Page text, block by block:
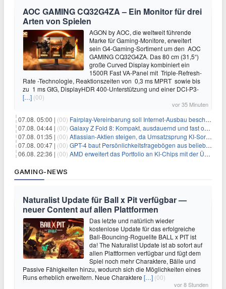
AOC GAMING CQ32G4ZA – Ein Monitor für drei
Arten von Spielen
AGON by AOC, die weltweit führende
Marke für Gaming-Monitore, erweitert
sein G4-Gaming-Sortiment um den AOC
GAMING CQ32G4ZA. Das 80 cm (31,5“)
große Curved Display kombiniert ein
1500R Fast VA-Panel mit Triple-Refresh-
Rate -Technologie, Reaktionszeiten von 0,3 ms MPRT sowie bis
zu 1 ms GtG, DisplayHDR 400-Unterstützung und einer DCI-P3-
[…] (00)
vor 35 Minuten
07.08. 05:00 | (00) Fairplay-Vereinbarung soll Internet-Ausbau beschleunigen
07.08. 04:44 | (00) Galaxy Z Fold 8: Kompakt, ausdauernd und fast ohne Falte
07.08. 01:35 | (00) Atlassian-Aktien steigen, da Umsatzsprung KI-Sorgen dämpft
07.08. 00:47 | (00) GPT-4 baut Persönlichkeitsfragebögen aus beliebigen Texten und sagt Antworten voraus
06.08. 22:36 | (00) AMD erweitert das Portfolio an KI-Chips mit der Übernahme von Taalas
GAMING-NEWS
Naturalist Update für Ball x Pit verfügbar —
neuer Content auf allen Plattformen
Das letzte und natürlich wieder
kostenlose Update für das erfolgreiche
Ball-Bouncing-Roguelite BALL x PIT ist
da! The Naturalist Update ist ab sofort auf
allen Plattformen verfügbar und fügt dem
Spiel noch mehr Charaktere, Bälle und
Passive Fähigkeiten hinzu, wodurch sich die Möglichkeiten eines
Runs erheblich erweitern. Neue Charaktere […] (00)
vor 8 Stunden